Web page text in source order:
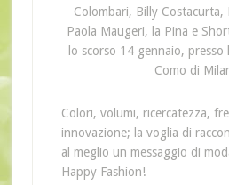
Colombari, Billy Costacurta,
Paola Maugeri, la Pina e
lo scorso 14 gennaio,
Como di
Colori, volumi, ricercatezza,
innovazione; la voglia di
al meglio un messaggio di
Happy Fashion!